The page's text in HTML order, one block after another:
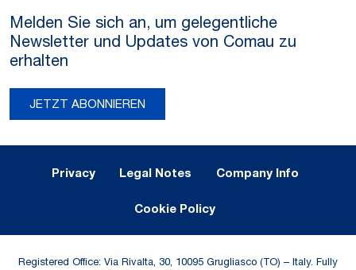
Melden Sie sich an, um gelegentliche
Newsletter und Updates von Comau zu
erhalten
JETZT ABONNIEREN
Privacy Legal Notes Company Info
Cookie Policy
Registered Office: Via Rivalta, 30, 10095 Grugliasco (TO) – Italy. Fully